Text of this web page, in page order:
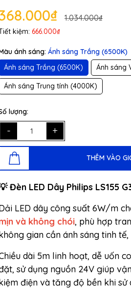
1.034.000₫
kiệm: 666.000₫
ánh sáng: Ánh sáng Trắng (6500K)
Ánh sáng Trắng (6500K)
Ánh sáng
Ánh sáng Trung tính (4000K)
lượng:
- +
THÊM VÀO
Đèn LED Dây Philips LS155
LED dây công suất 6W/m
và không chói, phù hợp
gian cần ánh sáng tinh tế,
dài 5m linh hoạt, dễ uốn
sử dụng nguồn 24V giúp
điện và tăng độ bền khi sử